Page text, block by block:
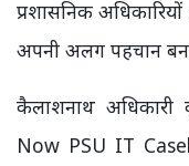
प्रशासनिक
अपनी अलग पहचान
कैलाशनाथ अधिकारी
Now PSU IT